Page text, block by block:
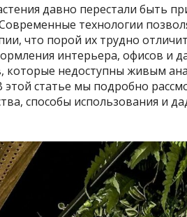
давно перестали быть
технологии
что порой их трудно
интерьера, офисов и
которые недоступны живым
этой статье мы подробно
способы использования и